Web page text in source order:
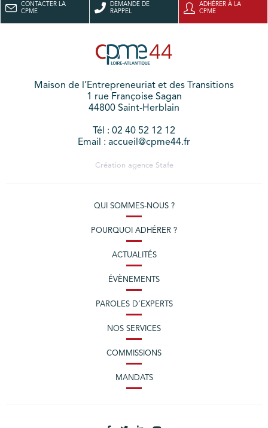
CONTACTER LA
CPME
DEMANDE DE
RAPPEL
ADHÉRER À LA
CPME
Maison de l’Entrepreneuriat et des Transitions
1 rue Françoise Sagan
44800 Saint-Herblain
Tél : 02 40 52 12 12
Email : accueil@cpme44.fr
Création agence Stafe
QUI SOMMES-NOUS ?
POURQUOI ADHÉRER ?
ACTUALITÉS
ÉVÈNEMENTS
PAROLES D’EXPERTS
NOS SERVICES
COMMISSIONS
MANDATS